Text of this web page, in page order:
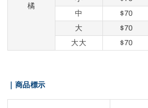
橘
中
$70
大
$70
大大
$70
｜商品標示